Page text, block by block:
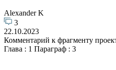
Аlexander K
3
22.10.2023
Комментарий к фрагменту
Глава : 1 Параграф : 3